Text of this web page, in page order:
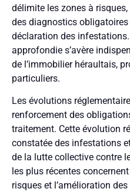
délimite les zones à
des diagnostics
déclaration des
approfondie s’avère
de l’immobilier héraultais,
particuliers.
Les évolutions
renforcement des
traitement. Cette évolution
constatée des infestations
de la lutte collective contre
les plus récentes
risques et l’amélioration